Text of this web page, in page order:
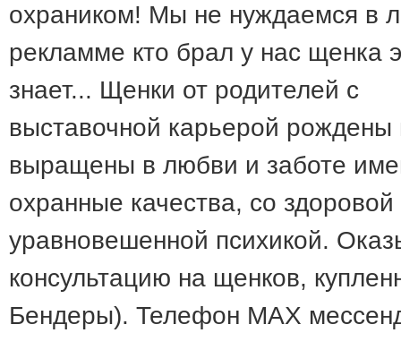
охраником! Мы не нуждаемся в
рекламме кто брал у нас щенка
знает... Щенки от родителей с
выставочной карьерой рождены
выращены в любви и заботе
охранные качества, со здоровой
уравновешенной психикой.
консультацию на щенков,
Бендеры). Телефон MAX